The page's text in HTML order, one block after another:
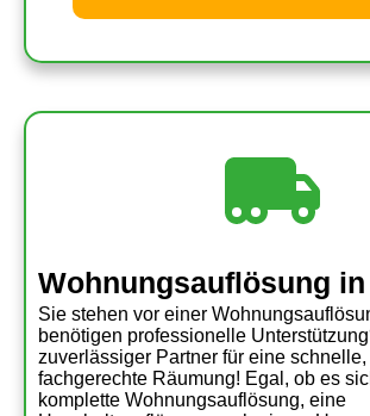
Wohnungsauflösung
Sie stehen vor einer
benötigen professionelle
zuverlässiger Partner für eine schnelle,
fachgerechte Räumung! Egal, ob es
komplette Wohnungsauflösung, eine